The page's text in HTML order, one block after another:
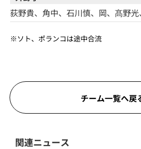
荻野貴、角中、石川慎、岡、髙野
※ソト、ポランコは途中合流
チーム一覧へ戻
関連ニュース